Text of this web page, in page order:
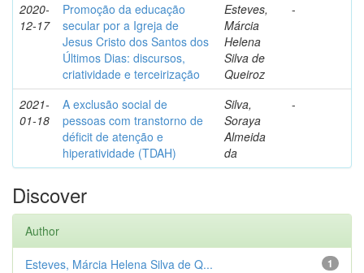
2020-
12-17
Promoção da educação
secular por a Igreja de
Jesus Cristo dos Santos dos
Últimos Dias: discursos,
criatividade e terceirização
Esteves,
Márcia
Helena
Silva de
Queiroz
-
2021-
01-18
A exclusão social de
pessoas com transtorno de
déficit de atenção e
hiperatividade (TDAH)
Silva,
Soraya
Almeida
da
-
Discover
Author
1
Esteves, Márcia Helena Silva de Q...